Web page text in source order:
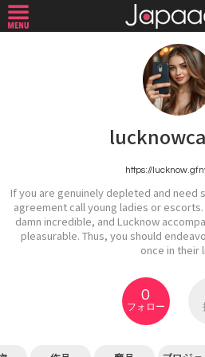
https://
If you are genuinely depleted and need
agreement call young ladies or
damn incredible, and Lucknow
pleasurable. Thus, you should
once in their
0
フォロー